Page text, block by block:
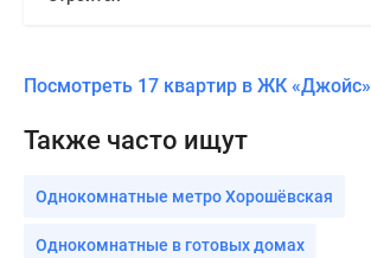
Посмотреть 17 квартир в ЖК «Джойс»
Также часто ищут
Однокомнатные метро Хорошёвская
Однокомнатные в готовых домах